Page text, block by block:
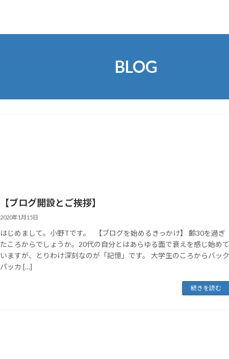
BLOG
【ブログ開設とご挨拶】
2020年1月15日
はじめまして。小野Tです。 【ブログを始めるきっかけ】 齢30を過ぎ
たころからでしょうか。20代の自分とはあらゆる面で衰えを感じ始めて
いますが、とりわけ深刻なのが「記憶」です。 大学生のころからバック
パッカ […]
続きを読む